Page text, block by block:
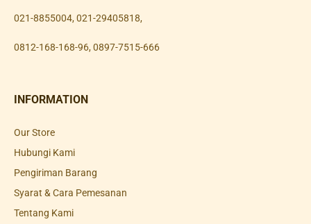
021-8855004, 021-29405818,
0812-168-168-96, 0897-7515-666
INFORMATION
Our Store
Hubungi Kami
Pengiriman Barang
Syarat & Cara Pemesanan
Tentang Kami